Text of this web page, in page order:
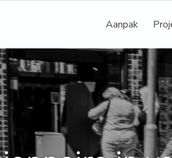
Aanpak